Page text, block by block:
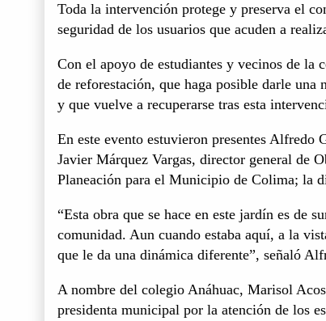
Toda la intervención protege y preserva el
seguridad de los usuarios que acuden a
Con el apoyo de estudiantes y vecinos de la
de reforestación, que haga posible darle una
y que vuelve a recuperarse tras esta
En este evento estuvieron presentes Alfredo
Javier Márquez Vargas, director general de
Planeación para el Municipio de Colima; la
“Esta obra que se hace en este jardín es de
comunidad. Aun cuando estaba aquí, a la
que le da una dinámica diferente”, señaló
A nombre del colegio Anáhuac, Marisol
presidenta municipal por la atención de los